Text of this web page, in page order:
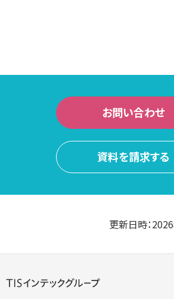
お問い合わせ
資料を請求する
更新日時：